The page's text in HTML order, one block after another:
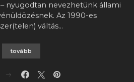
nyugodtan nevezhetünk állami
Az 1990-es
váltás…
tovább